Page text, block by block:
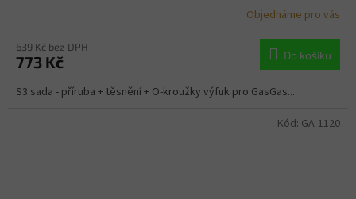
Objednáme pro vás
639 Kč bez DPH
773 Kč Do košíku
S3 sada - příruba + těsnění + O-kroužky výfuk pro GasGas...
Kód: GA-1120